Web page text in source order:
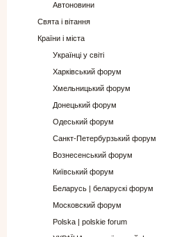
Автоновини
Свята і вітання
Країни і міста
Українці у світі
Харківський форум
Хмельницький форум
Донецький форум
Одеський форум
Санкт-Петербурзький форум
Вознесенський форум
Київський форум
Беларусь | беларускі форум
Московский форум
Polska | polskie forum